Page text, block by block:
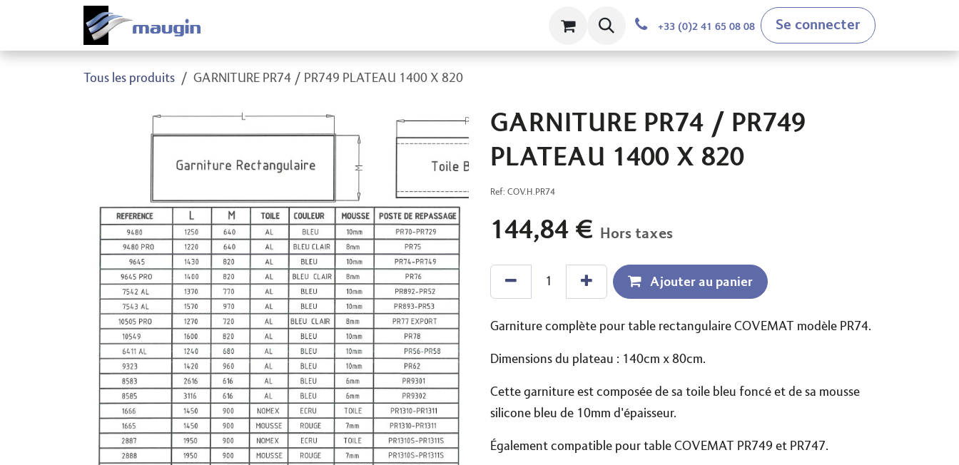
Se rendre au contenu
+33 (0)2 41 65 08 08 Se connecter
Tous les produits GARNITURE PR74 / PR749 PLATEAU 1400 X 820
GARNITURE PR74 / PR749
PLATEAU 1400 X 820
Ref: COV.H.PR74
144,84 € Hors taxes
Ajouter au panier
Garniture complète pour table rectangulaire COVEMAT modèle PR74.
Dimensions du plateau : 140cm x 80cm.
Cette garniture est composée de sa toile bleu foncé et de sa mousse
silicone bleu de 10mm d'épaisseur.
Également compatible pour table COVEMAT PR749 et PR747.